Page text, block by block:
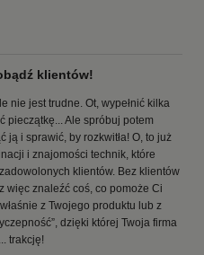
klientów!
nie jest trudne. Ot, wypełnić kilka
pieczątkę... Ale spróbuj potem
ją i sprawić, by rozkwitła! O, to już
i znajomości technik, które
klientów. Bez klientów
więc znaleźć coś, co pomoże Ci
z Twojego produktu lub z
dzięki której Twoja firma
trakcję!